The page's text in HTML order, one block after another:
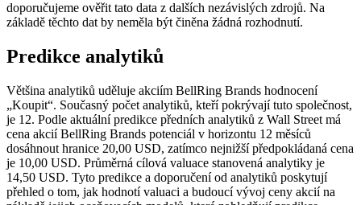
doporučujeme ověřit tato data z dalších nezávislých zdrojů. Na
základě těchto dat by neměla být činěna žádná rozhodnutí.
Predikce analytiků
Většina analytiků uděluje akciím BellRing Brands hodnocení
„Koupit“. Současný počet analytiků, kteří pokrývají tuto společnost,
je 12. Podle aktuální predikce předních analytiků z Wall Street má
cena akcií BellRing Brands potenciál v horizontu 12 měsíců
dosáhnout hranice 20,00 USD, zatímco nejnižší předpokládaná cena
je 10,00 USD. Průměrná cílová valuace stanovená analytiky je
14,50 USD. Tyto predikce a doporučení od analytiků poskytují
přehled o tom, jak hodnotí valuaci a budoucí vývoj ceny akcií na